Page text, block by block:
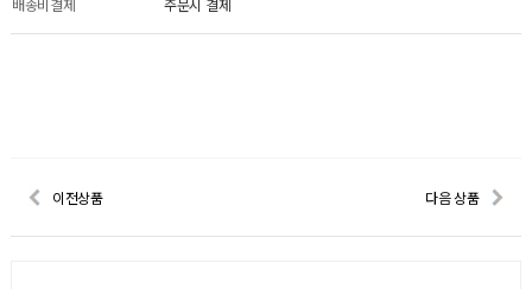
배송비결제
주문시 결제
이전상품 다음 상품